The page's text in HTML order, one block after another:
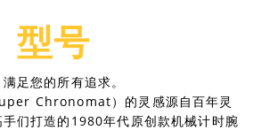
型号
足您的所有追求。
Chronomat）的灵感源自百年灵
们打造的1980年代原创款机械计时腕